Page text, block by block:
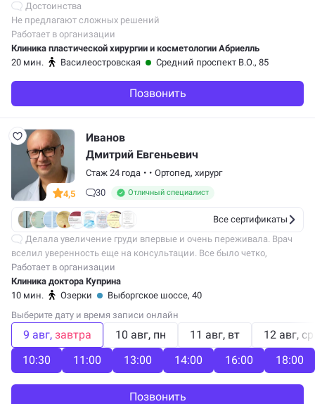
Достоинства
Не предлагают сложных решений
Недостатки
Нет!
Делала у Протасова сужение талии (удаление нижних ребер мне
Эффект…
Работает в организации
Клиника пластической хирургии и косметологии Абриелль
20 мин.
Василеостровская Средний проспект В.О., 85
Позвонить
4,5
Иванов
Дмитрий Евгеньевич
Стаж 24 года • • Ортопед, хирург
30
Отличный специалист
Все сертификаты
Делала увеличение груди впервые и очень переживала. Врач
вселил уверенность еще на консультации. Все было четко,
профессионально, без лишних обещаний. Результат получился
очень гармоничным: грудь…
Работает в организации
Клиника доктора Куприна
10 мин.
Озерки
Выборгское шоссе, 40
Выберите дату и время записи онлайн
9 авг завтра 10 авг пн 11 авг вт 12 авг ср
10:30
11:00 13:00 14:00 16:00 18:00
Позвонить